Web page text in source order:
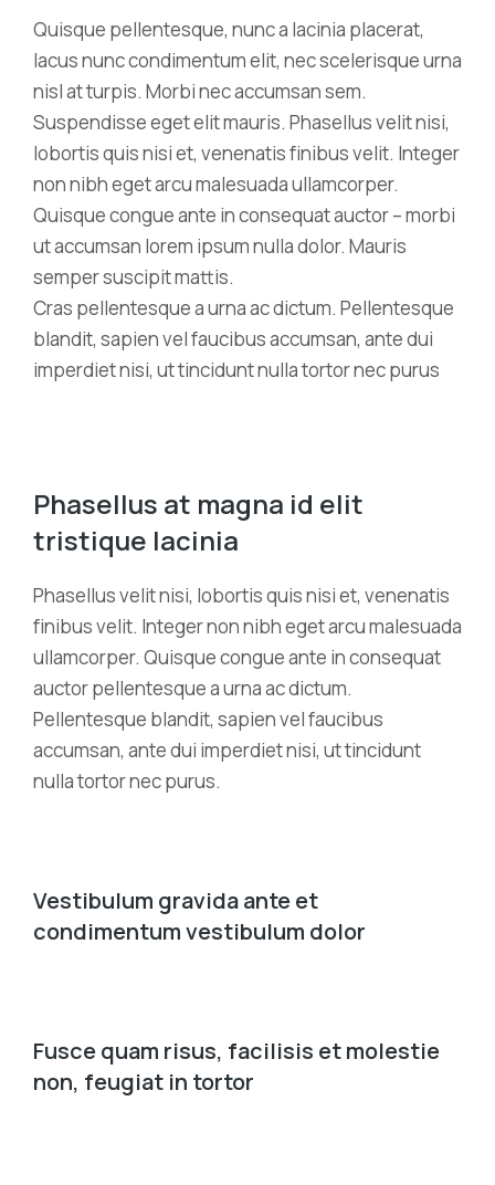
Quisque pellentesque, nunc a lacinia placerat,
lacus nunc condimentum elit, nec scelerisque urna
nisl at turpis. Morbi nec accumsan sem.
Suspendisse eget elit mauris. Phasellus velit nisi,
lobortis quis nisi et, venenatis finibus velit. Integer
non nibh eget arcu malesuada ullamcorper.
Quisque congue ante in consequat auctor – morbi
ut accumsan lorem ipsum nulla dolor. Mauris
semper suscipit mattis.
Cras pellentesque a urna ac dictum. Pellentesque
blandit, sapien vel faucibus accumsan, ante dui
imperdiet nisi, ut tincidunt nulla tortor nec purus
Phasellus at magna id elit
tristique lacinia
Phasellus velit nisi, lobortis quis nisi et, venenatis
finibus velit. Integer non nibh eget arcu malesuada
ullamcorper. Quisque congue ante in consequat
auctor pellentesque a urna ac dictum.
Pellentesque blandit, sapien vel faucibus
accumsan, ante dui imperdiet nisi, ut tincidunt
nulla tortor nec purus.
Vestibulum gravida ante et
condimentum vestibulum dolor
Fusce quam risus, facilisis et molestie
non, feugiat in tortor